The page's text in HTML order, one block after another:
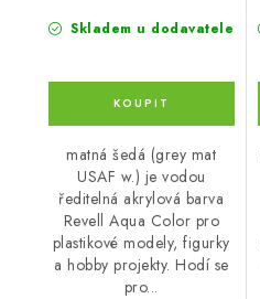
Skladem u dodavatele
matná šedá (grey mat
USAF w.) je vodou
ředitelná akrylová barva
Revell Aqua Color pro
plastikové modely, figurky
a hobby projekty. Hodí se
pro...